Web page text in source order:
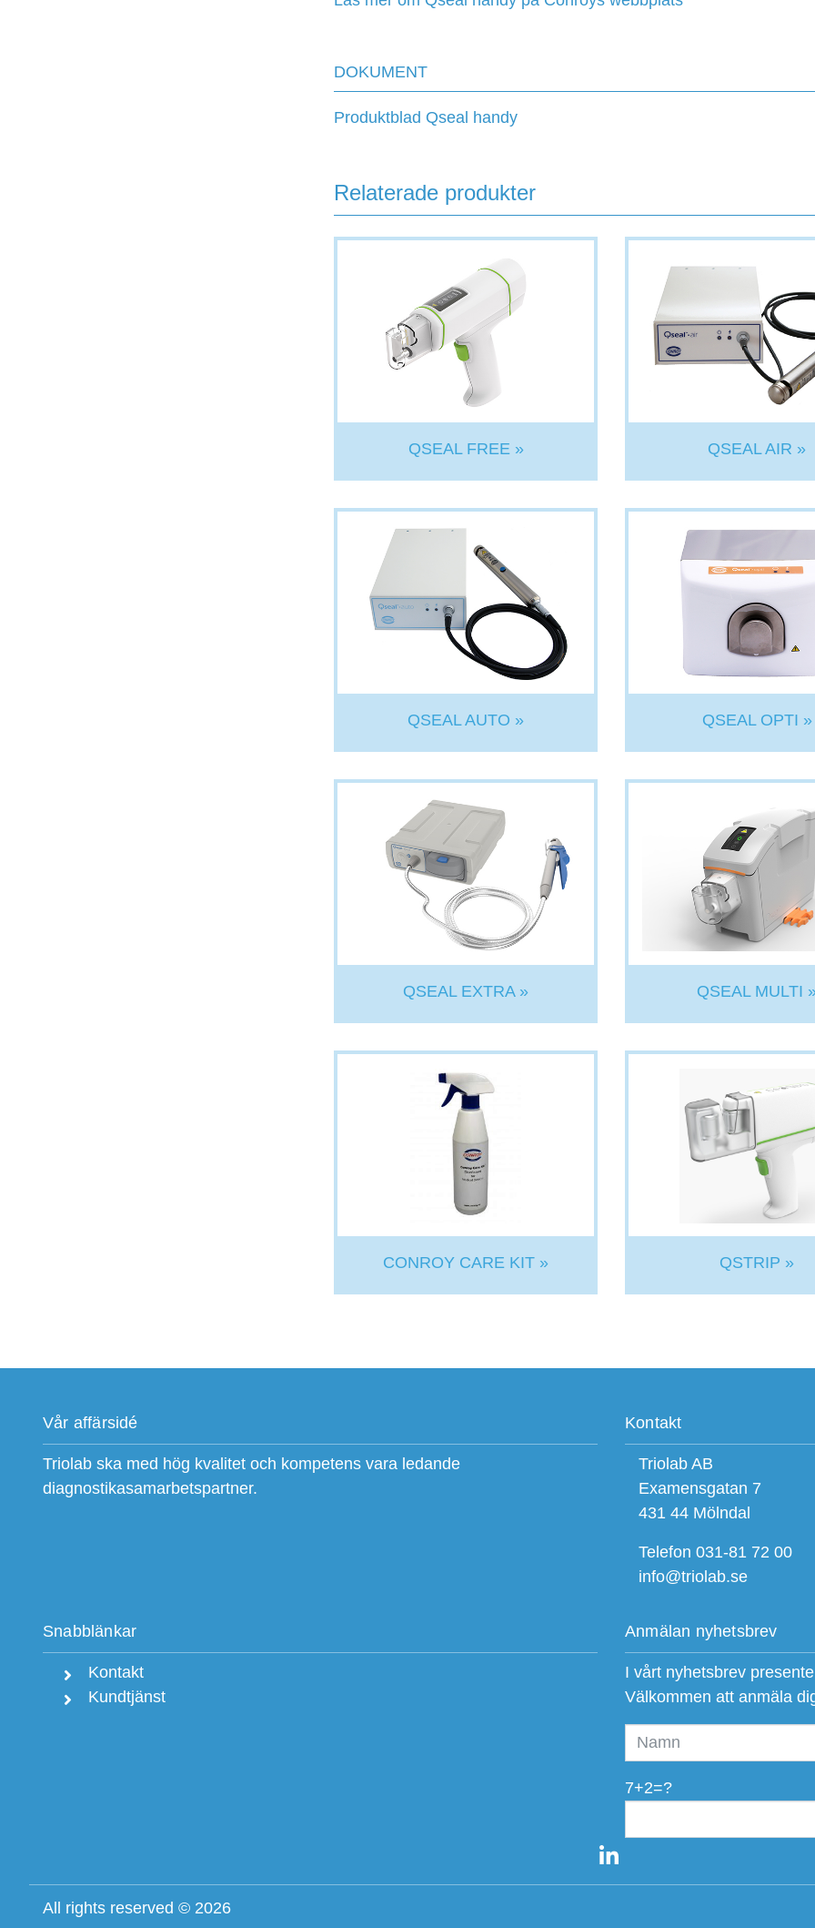
DOKUMENT
Produktblad Qseal handy
Relaterade produkter
QSEAL FREE » QSEAL AIR »
QSEAL AUTO » QSEAL OPTI »
QSEAL EXTRA » QSEAL MULTI
CONROY CARE KIT » QSTRIP »
Vår affärsidé
Triolab ska med hög kvalitet och kompetens vara ledande
diagnostikasamarbetspartner.
Kontakt
Triolab AB
Examensgatan 7
431 44 Mölndal
Telefon 031-81 72 00
info@triolab.se
Snabblänkar
Kontakt
Kundtjänst
Anmälan nyhetsbrev
I vårt nyhetsbrev
Välkommen att anmäla
7+2=?
All rights reserved © 2026